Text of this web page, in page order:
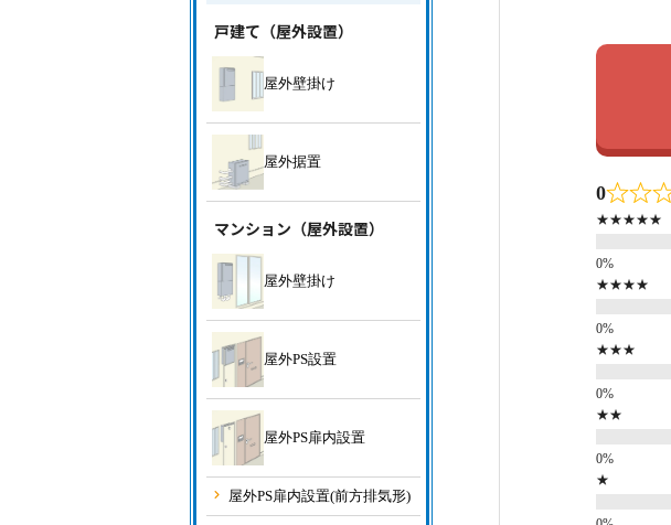
0
★★★★★
★★★★
★★★
★★
★
戸建て（屋外設置）
屋外壁掛け
屋外据置
マンション（屋外設置）
屋外壁掛け
屋外PS設置
屋外PS扉内設置
屋外PS扉内設置(前方排気形)